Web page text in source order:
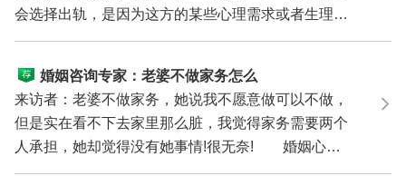
会选择出轨，是因为这方的某些心理需求或者生理需
求没有得...
婚姻咨询专家：老婆不做家务怎么
办？
来访者：老婆不做家务，她说我不愿意做可以不做，
但是实在看不下去家里那么脏，我觉得家务需要两个
人承担，她却觉得没有她事情!很无奈! 婚姻心理
咨询专家...